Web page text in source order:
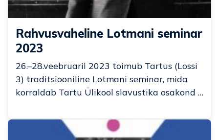
Rahvusvaheline Lotmani seminar
2023
26.–28.veebruaril 2023 toimub Tartus (Lossi
3) traditsiooniline Lotmani seminar, mida
korraldab Tartu Ülikool slavustika osakond …